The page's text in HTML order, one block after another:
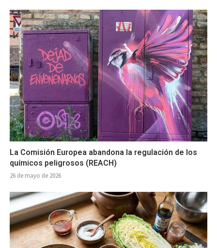
La Comisión Europea abandona la regulación de los
químicos peligrosos (REACH)
26 de mayo de 2026